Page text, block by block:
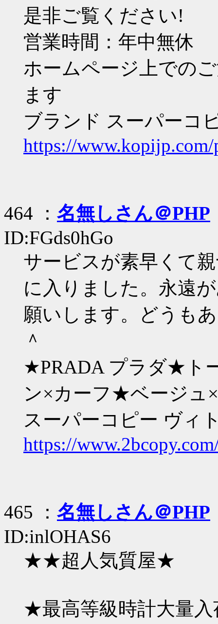
是非ご覧ください!
営業時間：年中無休
ホームページ上での
ます
ブランド スーパーコ
https://
464 ： 名無しさん＠PHP
ID:FGds0hGo
サービスが素早くて
に入りました。永遠
願いします。どうも
＾
★PRADA プラダ★ト
ン×カーフ★ベージュ
スーパーコピー ヴィ
https://
465 ： 名無しさん＠PHP
ID:inlOHAS6
★★超人気質屋★
★最高等級時計大量